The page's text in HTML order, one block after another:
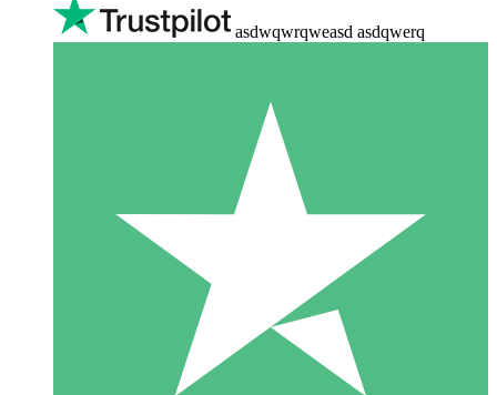
asdwqwrqweasd asdqwerq